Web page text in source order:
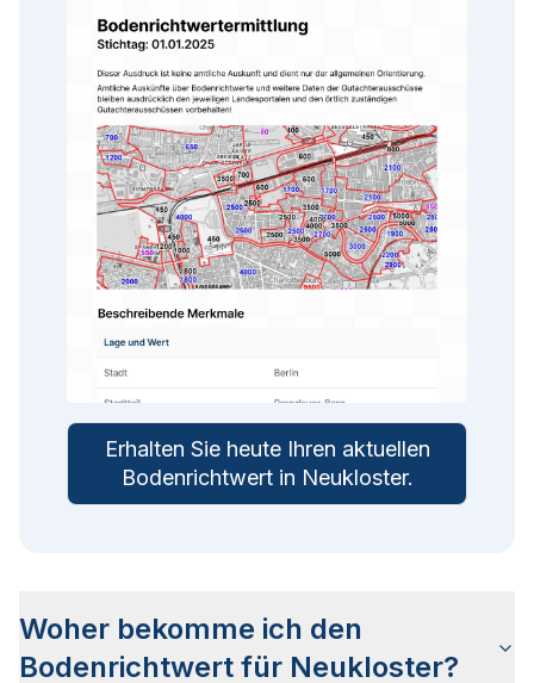
Erhalten Sie heute Ihren aktuellen
Bodenrichtwert in Neukloster.
Woher bekomme ich den
Bodenrichtwert für Neukloster?